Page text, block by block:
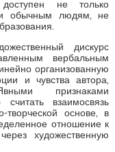
не только
и обычным людям, не
дискурс
вербальным
организованную
и чувства автора,
признаками
взаимосвязь
творческой основе, в
отношение к
художественную